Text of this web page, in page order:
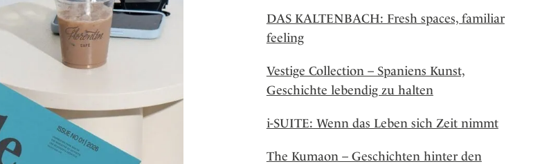
DAS KALTENBACH: Fresh spaces, familiar
feeling
Vestige Collection – Spaniens Kunst,
Geschichte lebendig zu halten
i-SUITE: Wenn das Leben sich Zeit nimmt
The Kumaon – Geschichten hinter den